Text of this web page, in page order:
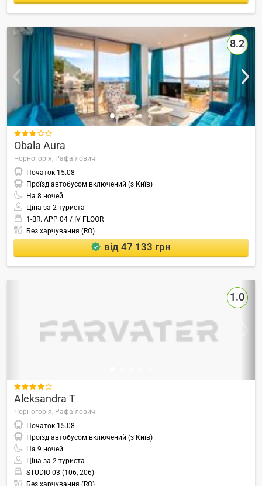
8.2

Obala Aura
Чорногорія, Рафаїловичі
Початок 15.08
Проїзд автобусом включений (з Київ)
На 8 ночей
Ціна за 2 туриста
1-BR. APP 04 / IV FLOOR
Без харчування (RO)
від 47 133 грн
1.0

Aleksandra T
Чорногорія, Рафаїловичі
Початок 15.08
Проїзд автобусом включений (з Київ)
На 9 ночей
Ціна за 2 туриста
STUDIO 03 (106, 206)
Без харчування (RO)